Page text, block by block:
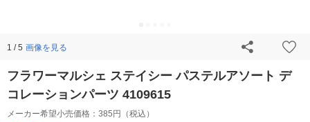
1 / 5 画像を見る
フラワーマルシェ ステイシー パステルアソート デ
コレーションパーツ 4109615
メーカー希望小売価格： 385円（税込）